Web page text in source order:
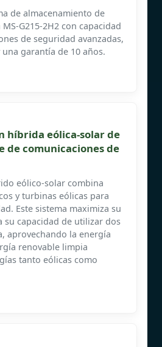
de almacenamiento de
G215-2H2 con capacidad
de seguridad avanzadas,
garantía de 10 años.
híbrida eólica-solar de
de comunicaciones de
eólico-solar combina
y turbinas eólicas para
Este sistema maximiza su
su capacidad de utilizar dos
aprovechando la energía
renovable limpia
tanto eólicas como